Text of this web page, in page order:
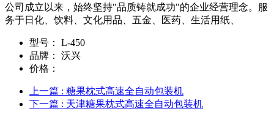
公司成立以来，始终坚持"品质铸就成功"的企业经营理念。服
务于日化、饮料、文化用品、五金、医药、生活用纸、
型号：
L-450
品牌：
沃兴
价格：
上一篇 : 糖果枕式高速全自动包装机
下一篇 : 天津糖果枕式高速全自动包装机